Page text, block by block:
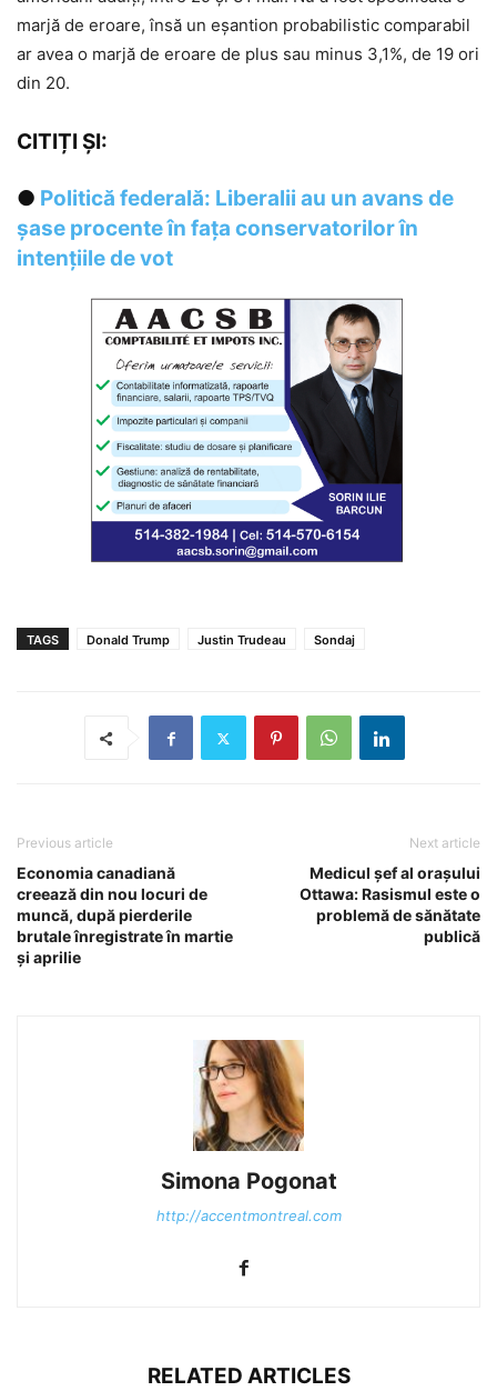
marjă de eroare, însă un eșantion probabilistic comparabil
ar avea o marjă de eroare de plus sau minus 3,1%, de 19 ori
din 20.
CITIȚI ȘI:
● Politică federală: Liberalii au un avans de
șase procente în fața conservatorilor în
intențiile de vot
TAGS Donald Trump Justin Trudeau Sondaj
Previous article
Economia canadiană
creează din nou locuri de
muncă, după pierderile
brutale înregistrate în martie
și aprilie
Next article
Medicul șef al orașului
Ottawa: Rasismul este o
problemă de sănătate
publică
Simona Pogonat
http://accentmontreal.com
RELATED ARTICLES